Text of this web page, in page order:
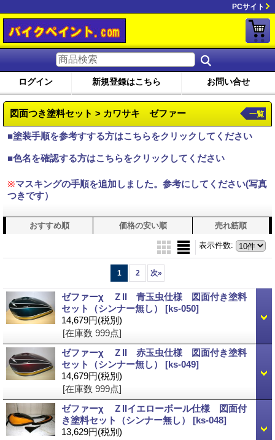
PCサイト
ログイン 新規登録はこちら お問い合せ
図面つき塗料セット > カワサキ ゼファー
■塗装手順を参考すする方はこちらをクリックしてください
■色名を確認する方はこちらをクリックしてください
※マスキングの手順を追加しました。参考にしてください(写真
つきです）
一覧
おすすめ順 価格の安い順 売れ筋順
表示件数:
1 2 次»
ゼファーχ ＺII 青玉虫仕様 図面付き塗料
セット（シンナー無し） [ks-050]
14,679円(税別)
[在庫数 999点]
ゼファーχ ＺII 赤玉虫仕様 図面付き塗料
セット（シンナー無し） [ks-049]
14,679円(税別)
[在庫数 999点]
ゼファーχ ＺIIイエローボール仕様 図面付
き塗料セット（シンナー無し） [ks-048]
13,629円(税別)